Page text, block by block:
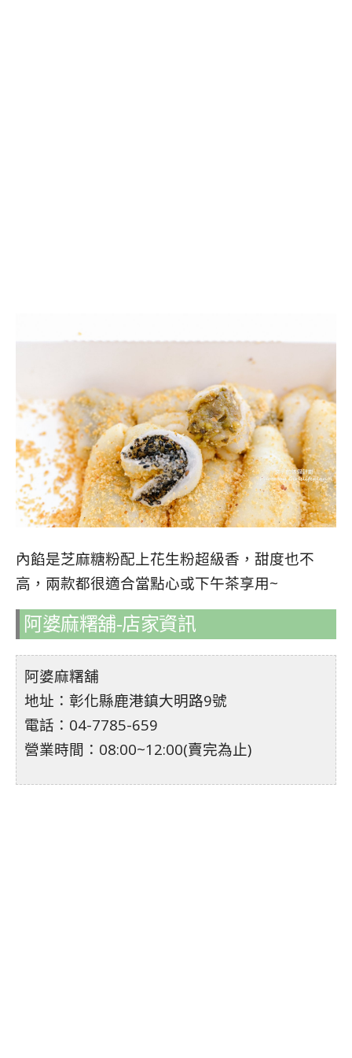
內餡是芝麻糖粉配上花生粉超級香，甜度也不
高，兩款都很適合當點心或下午茶享用~
阿婆麻糬舖-店家資訊
阿婆麻糬舖
地址：彰化縣鹿港鎮大明路9號
電話：04-7785-659
營業時間：08:00~12:00(賣完為止)